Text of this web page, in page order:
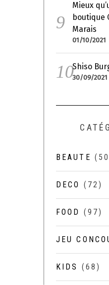
Mieux
boutique
Marais
01/10/2021
Shiso
30/09/2021
BEAUTE
DECO (72)
FOOD (97)
JEU
KIDS (68)